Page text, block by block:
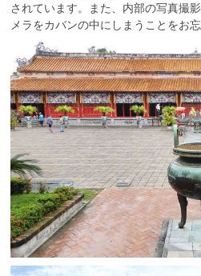
されています。また、内部の写真撮
メラをカバンの中にしまうことをお忘